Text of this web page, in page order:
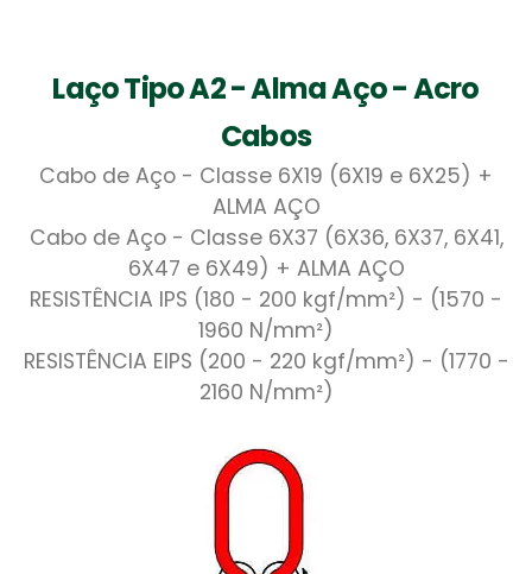
Laço Tipo A2 - Alma Aço - Acro
Cabos
Cabo de Aço - Classe 6X19 (6X19 e 6X25) +
ALMA AÇO
Cabo de Aço - Classe 6X37 (6X36, 6X37, 6X41,
6X47 e 6X49) + ALMA AÇO
RESISTÊNCIA IPS (180 - 200 kgf/mm²) - (1570 -
1960 N/mm²)
RESISTÊNCIA EIPS (200 - 220 kgf/mm²) - (1770 -
2160 N/mm²)